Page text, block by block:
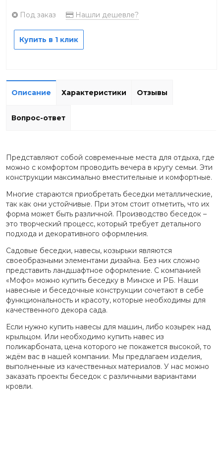
Под заказ Нашли дешевле?
Купить в 1 клик
Описание Характеристики Отзывы
Вопрос-ответ
Представляют собой современные места для отдыха, где
можно с комфортом проводить вечера в кругу семьи. Эти
конструкции максимально вместительные и комфортные.
Многие стараются приобретать беседки металлические,
так как они устойчивые. При этом стоит отметить, что их
форма может быть различной. Производство беседок –
это творческий процесс, который требует детального
подхода и декоративного оформления.
Садовые беседки, навесы, козырьки являются
своеобразными элементами дизайна. Без них сложно
представить ландшафтное оформление. С компанией
«Мофо» можно купить беседку в Минске и РБ. Наши
навесные и беседочные конструкции сочетают в себе
функциональность и красоту, которые необходимы для
качественного декора сада.
Если нужно купить навесы для машин, либо козырек над
крыльцом. Или необходимо купить навес из
поликарбоната, цена которого не покажется высокой, то
ждём вас в нашей компании. Мы предлагаем изделия,
выполненные из качественных материалов. У нас можно
заказать проекты беседок с различными вариантами
кровли.